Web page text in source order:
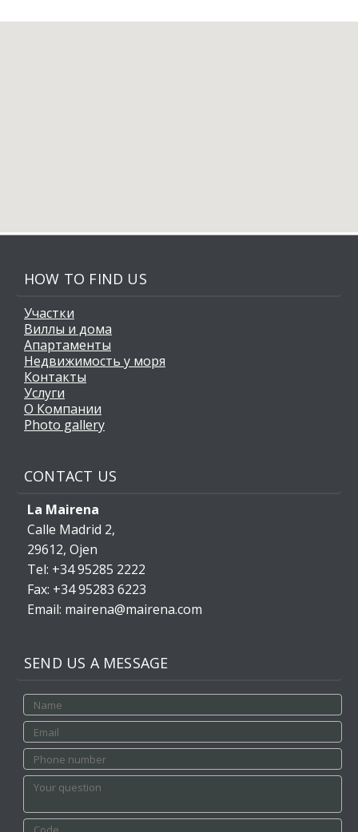
HOW TO FIND US
Участки
Виллы и дома
Апартаменты
Недвижимость у моря
Контакты
Услуги
О Компании
Photo gallery
CONTACT US
La Mairena
Calle Madrid 2,
29612, Ojen
Tel: +34 95285 2222
Fax: +34 95283 6223
Email: mairena@mairena.com
SEND US A MESSAGE